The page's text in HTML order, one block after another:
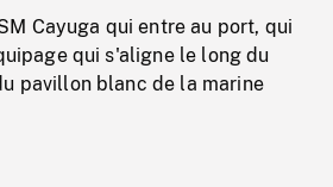
Cayuga qui entre au port, qui
qui s'aligne le long du
pavillon blanc de la marine